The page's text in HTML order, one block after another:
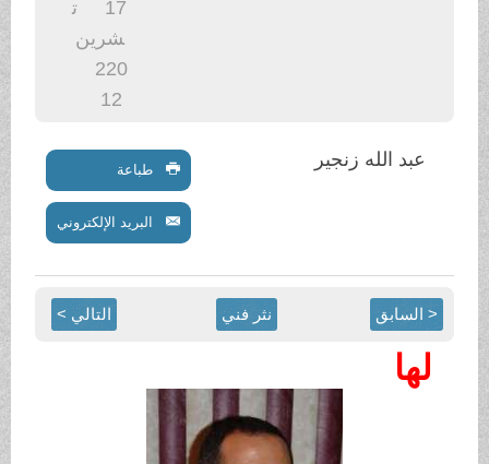
شرين
220
عبد الله زنجير طباعة
البريد الإلكتروني
< السابق نثر فني التالي >
لها